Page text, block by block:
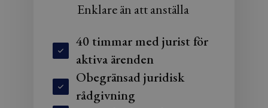
Enklare än att anställa
40 timmar med jurist för
aktiva ärenden
Obegränsad juridisk
rådgivning